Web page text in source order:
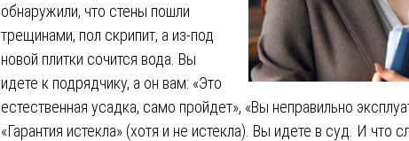
обнаружили, что стены пошли
трещинами, пол скрипит, а из-под
новой плитки сочится вода. Вы
идете к подрядчику, а он вам: «Это
естественная усадка, само пройдет», «Вы неправильно
«Гарантия истекла» (хотя и не истекла). Вы идете в суд. И что